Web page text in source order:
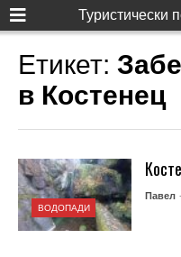
Етикет:
в Костенец
ВОДОПАДИ
Павел